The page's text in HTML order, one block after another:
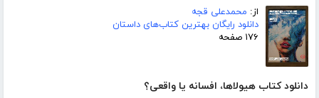
از: محمدعلی قجه
دانلود رایگان بهترین کتاب‌های داستان
۱۷۶ صفحه
دانلود کتاب هیولاها، افسانه یا واقعی؟